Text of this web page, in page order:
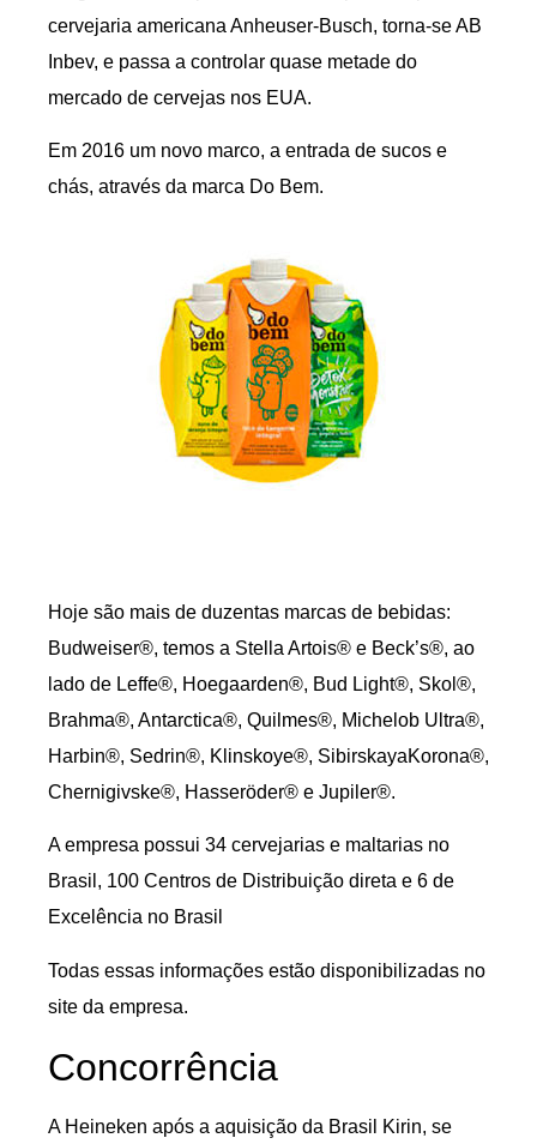
cervejaria americana Anheuser-Busch, torna-se AB
Inbev, e passa a controlar quase metade do
mercado de cervejas nos EUA.
Em 2016 um novo marco, a entrada de sucos e
chás, através da marca Do Bem.
Hoje são mais de duzentas marcas de bebidas:
Budweiser®, temos a Stella Artois® e Beck’s®, ao
lado de Leffe®, Hoegaarden®, Bud Light®, Skol®,
Brahma®, Antarctica®, Quilmes®, Michelob Ultra®,
Harbin®, Sedrin®, Klinskoye®, SibirskayaKorona®,
Chernigivske®, Hasseröder® e Jupiler®.
A empresa possui 34 cervejarias e maltarias no
Brasil, 100 Centros de Distribuição direta e 6 de
Excelência no Brasil
Todas essas informações estão disponibilizadas no
site da empresa.
Concorrência
A Heineken após a aquisição da Brasil Kirin, se